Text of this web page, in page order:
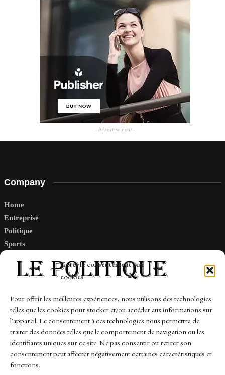
Gérer le consentement aux
cookies
Pour offrir les meilleures expériences, nous utilisons des technologies
telles que les cookies pour stocker et/ou accéder aux informations sur
l'appareil. Le consentement à ces technologies nous permettra de
traiter des données telles que le comportement de navigation ou les
identifiants uniques sur ce site. Ne pas consentir ou retirer son
consentement peut affecter négativement certaines caractéristiques et
fonctions.
- Advertisement -
Company
Home
Entreprise
Politique
Sports
Links
Contact
Sitemap